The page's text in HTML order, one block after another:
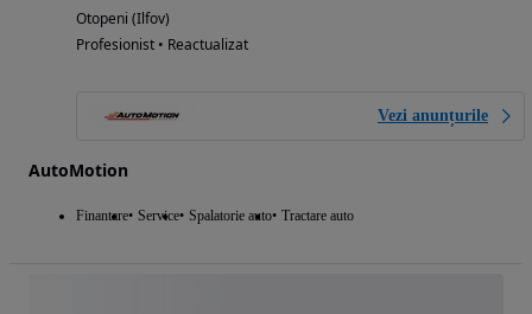
Otopeni (Ilfov)
Profesionist • Reactualizat
Vezi anunțurile
AutoMotion
Finantare Service Spalatorie auto Tractare auto